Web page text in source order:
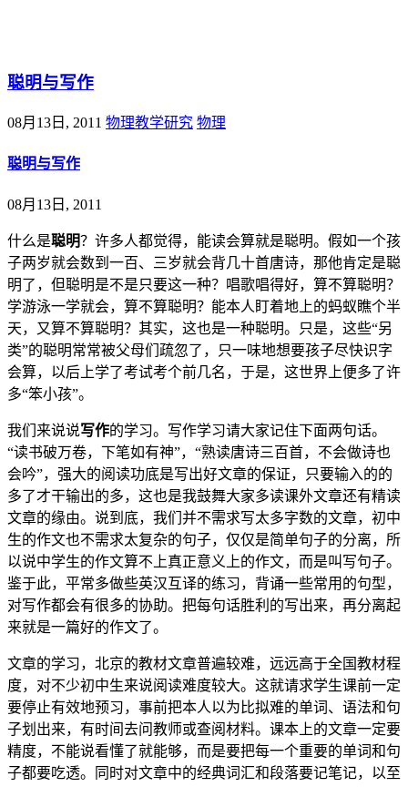
聪明与写作
08月13日, 2011 物理教学研究 物理
聪明与写作
08月13日, 2011
什么是聪明？许多人都觉得，能读会算就是聪明。假如一个孩
子两岁就会数到一百、三岁就会背几十首唐诗，那他肯定是聪
明了，但聪明是不是只要这一种？唱歌唱得好，算不算聪明？
学游泳一学就会，算不算聪明？能本人盯着地上的蚂蚁瞧个半
天，又算不算聪明？其实，这也是一种聪明。只是，这些“另
类”的聪明常常被父母们疏忽了，只一味地想要孩子尽快识字
会算，以后上学了考试考个前几名，于是，这世界上便多了许
多“笨小孩”。
我们来说说写作的学习。写作学习请大家记住下面两句话。
“读书破万卷，下笔如有神”，“熟读唐诗三百首，不会做诗也
会吟”，强大的阅读功底是写出好文章的保证，只要输入的的
多了才干输出的多，这也是我鼓舞大家多读课外文章还有精读
文章的缘由。说到底，我们并不需求写太多字数的文章，初中
生的作文也不需求太复杂的句子，仅仅是简单句子的分离，所
以说中学生的作文算不上真正意义上的作文，而是叫写句子。
鉴于此，平常多做些英汉互译的练习，背诵一些常用的句型，
对写作都会有很多的协助。把每句话胜利的写出来，再分离起
来就是一篇好的作文了。
文章的学习，北京的教材文章普遍较难，远远高于全国教材程
度，对不少初中生来说阅读难度较大。这就请求学生课前一定
要停止有效地预习，事前把本人以为比拟难的单词、语法和句
子划出来，有时间去问教师或查阅材料。课本上的文章一定要
精度，不能说看懂了就能够，而是要把每一个重要的单词和句
子都要吃透。同时对文章中的经典词汇和段落要记笔记，以至